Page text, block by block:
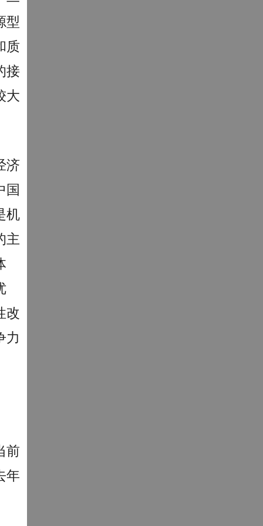
型
质
接
大
济
国
机
主
改
力
前
年